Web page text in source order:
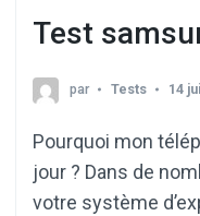
Test
par Tests 14
Pourquoi mon
jour ? Dans de
votre système